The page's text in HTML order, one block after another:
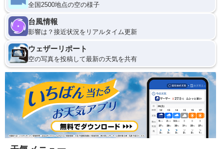
全国2500地点の空の様子
台風情報
影響は？接近状況をリアルタイム更新
ウェザーリポート
空の写真を投稿して最新の天気を共有